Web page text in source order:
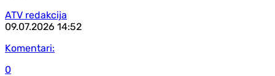
ATV redakcija
09.07.2026 14:52
Komentari:
0